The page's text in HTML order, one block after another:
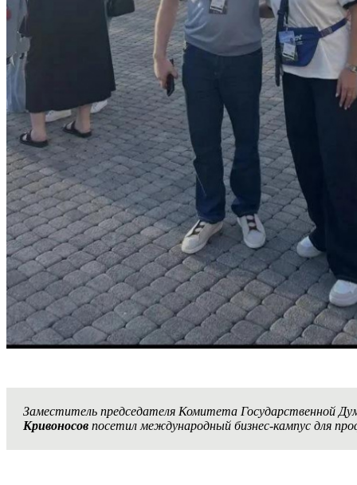
Заместитель председателя Комитета Государственной
Кривоносов посетил международный бизнес-кампус для